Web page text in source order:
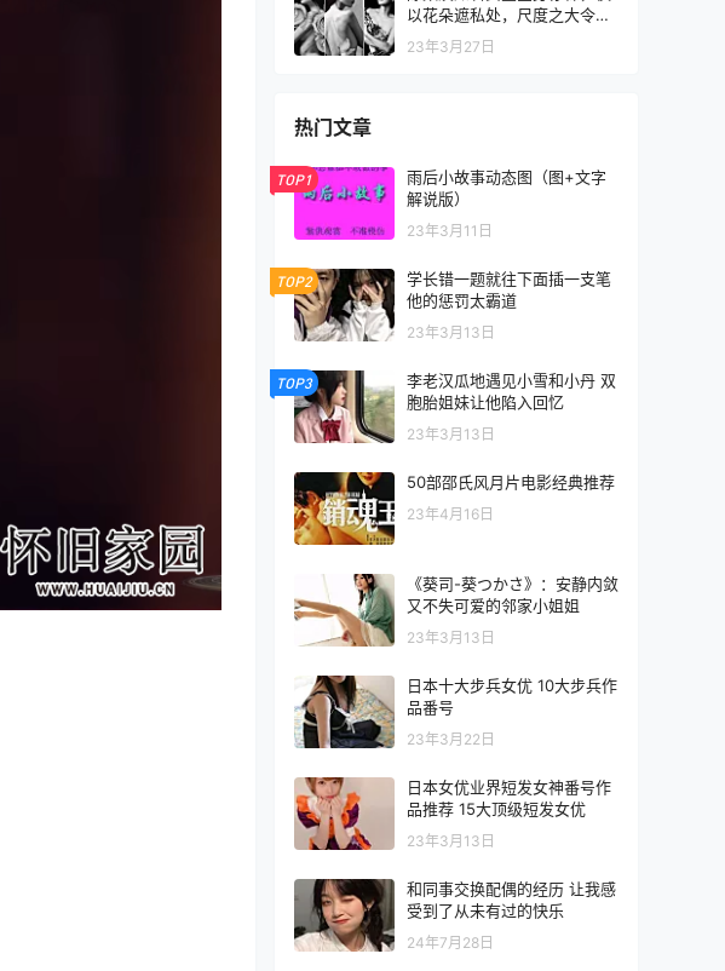
以花朵遮私处，尺度之大令人
咋舌
23年3月27日
热门文章
TOP1
雨后小故事动态图（图+文字
解说版）
23年3月11日
TOP2
学长错一题就往下面插一支笔
他的惩罚太霸道
23年3月13日
TOP3
李老汉瓜地遇见小雪和小丹 双
胞胎姐妹让他陷入回忆
23年3月13日
50部邵氏风月片电影经典推荐
23年4月16日
《葵司-葵つかさ》：安静内敛
又不失可爱的邻家小姐姐
23年3月13日
日本十大步兵女优 10大步兵作
品番号
23年3月22日
日本女优业界短发女神番号作
品推荐 15大顶级短发女优
23年3月13日
和同事交换配偶的经历 让我感
受到了从未有过的快乐
24年7月28日